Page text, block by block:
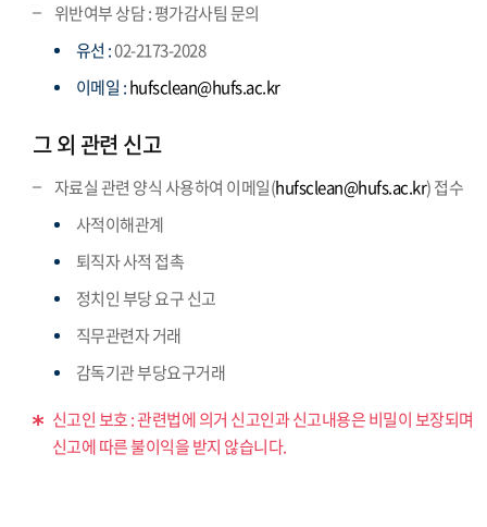
위반여부 상담 : 평가감사팀 문의
유선 :02-2173-2028
이메일 :hufsclean@hufs.ac.kr
그 외 관련 신고
자료실 관련 양식 사용하여 이메일(hufsclean@hufs.ac.kr) 접수
사적이해관계
퇴직자 사적 접촉
정치인 부당 요구 신고
직무관련자 거래
감독기관 부당요구거래
신고인 보호 : 관련법에 의거 신고인과 신고내용은 비밀이 보장되며
신고에 따른 불이익을 받지 않습니다.